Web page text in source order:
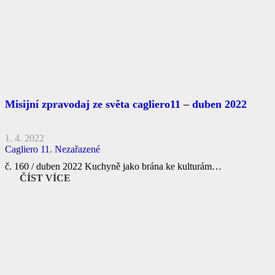
Misijní zpravodaj ze světa cagliero11 – duben 2022
1. 4. 2022
Cagliero 11 , Nezařazené
č. 160 / duben 2022 Kuchyně jako brána ke kulturám…
ČÍST VÍCE